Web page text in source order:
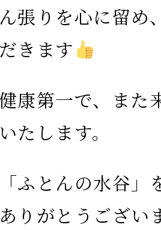
張りを心に留め
きます
康第一で、また
たします。
ふとんの水谷」
りがとうござい